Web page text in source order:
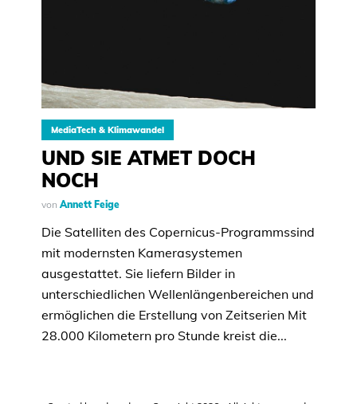
MediaTech & Klimawandel
UND SIE ATMET DOCH
NOCH
vonAnnett Feige
Die Satelliten des Copernicus-Programmssind
mit modernsten Kamerasystemen
ausgestattet. Sie liefern Bilder in
unterschiedlichen Wellenlängenbereichen und
ermöglichen die Erstellung von Zeitserien Mit
28.000 Kilometern pro Stunde kreist die...